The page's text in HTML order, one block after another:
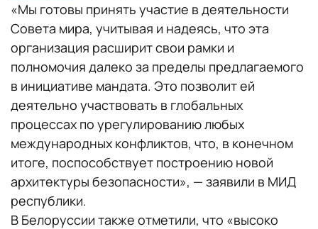
«Мы готовы принять участие в деятельности
Совета мира, учитывая и надеясь, что эта
организация расширит свои рамки и
полномочия далеко за пределы предлагаемого
в инициативе мандата. Это позволит ей
деятельно участвовать в глобальных
процессах по урегулированию любых
международных конфликтов, что, в конечном
итоге, поспособствует построению новой
архитектуры безопасности», — заявили в МИД
республики.
В Белоруссии также отметили, что «высоко